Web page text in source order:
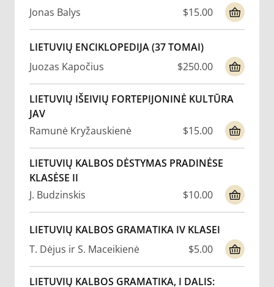
Jonas Balys
$15.00
LIETUVIŲ ENCIKLOPEDIJA (37 TOMAI)
Juozas Kapočius
$250.00
LIETUVIŲ IŠEIVIŲ FORTEPIJONINĖ KULTŪRA
JAV
Ramunė Kryžauskienė
$15.00
LIETUVIŲ KALBOS DĖSTYMAS PRADINĖSE
KLASĖSE II
J. Budzinskis
$10.00
LIETUVIŲ KALBOS GRAMATIKA IV KLASEI
T. Dėjus ir S. Maceikienė
$5.00
LIETUVIŲ KALBOS GRAMATIKA, I DALIS: